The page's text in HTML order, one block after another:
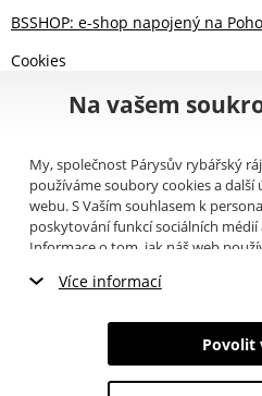
BSSHOP: e-shop napojený na
Cookies
Na vašem
My, společnost Párysův rybářský
používáme soubory cookies a
webu. S Vaším souhlasem k
poskytování funkcí sociálních
Informace o tom, jak náš web
můžete přečíst, jak tyto informace
poskytli nebo které získali v
služby. Tyto údaje zahrnují cookies,
adresu a další informace spojené s
Více informací
Nezbytné cookies
Marketingové cookies
Povolit